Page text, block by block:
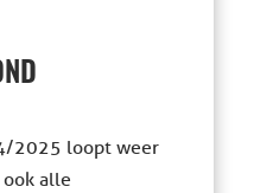
2025 loopt weer
alle